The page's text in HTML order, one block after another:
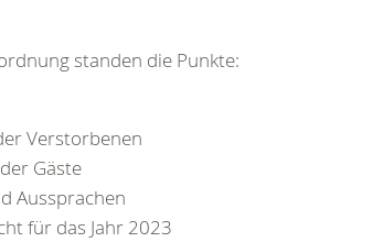
standen die Punkte:
Verstorbenen
Gäste
Aussprachen
für das Jahr 2023